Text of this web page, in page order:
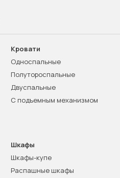
Кровати
Односпальные
Полутороспальные
Двуспальные
С подъемным механизмом
Шкафы
Шкафы-купе
Распашные шкафы